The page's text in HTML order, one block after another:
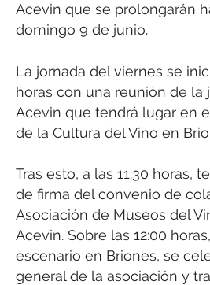
Acevin que se prolongarán
domingo 9 de junio.
La jornada del viernes se
horas con una reunión de la
Acevin que tendrá lugar en
de la Cultura del Vino en
Tras esto, a las 11:30 horas,
de firma del convenio de
Asociación de Museos del
Acevin. Sobre las 12:00
escenario en Briones, se
general de la asociación y